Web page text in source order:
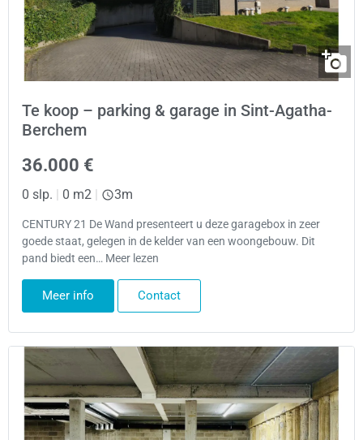
Te koop – parking & garage in Sint-Agatha-
Berchem
36.000 €
0 slp. | 0 m2 | 3m
CENTURY 21 De Wand presenteert u deze garagebox in zeer
goede staat, gelegen in de kelder van een woongebouw. Dit
pand biedt een… Meer lezen
Meer info Contact